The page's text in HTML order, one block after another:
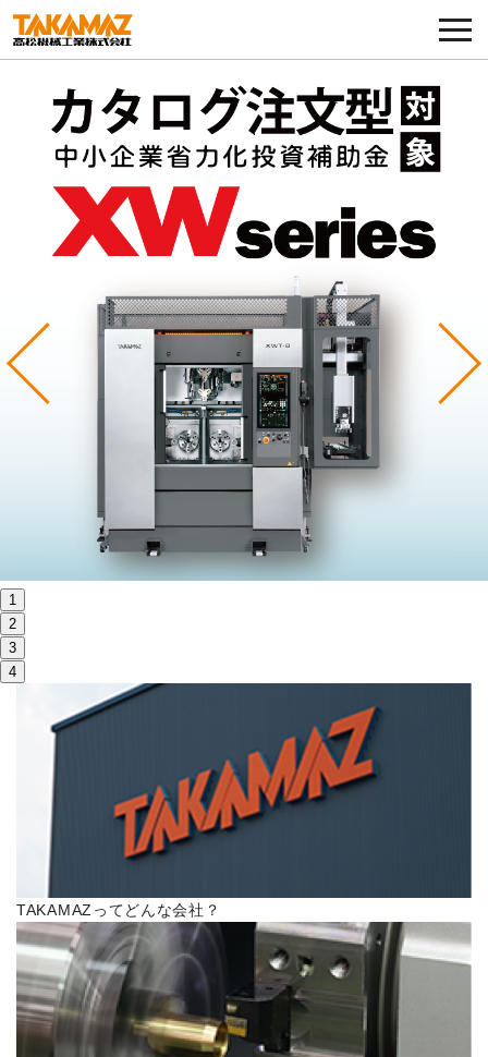
各種お問い合わせ・部品注文
採用に関してはこちらから
企業情報
展示会・イベント
コラム
製品ラインナップ
サステナビリティ
お問い合わせ
高松流技
ご利用に際して
当社のセキュリティへの取り組み
プライバシーポリシー
Previous
1
2
3
4
TAKAMAZってどんな会社？